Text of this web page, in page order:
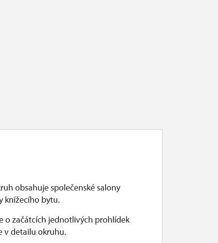
obsahuje společenské salony
knížecího bytu.
o začátcích jednotlivých prohlídek
v detailu okruhu.